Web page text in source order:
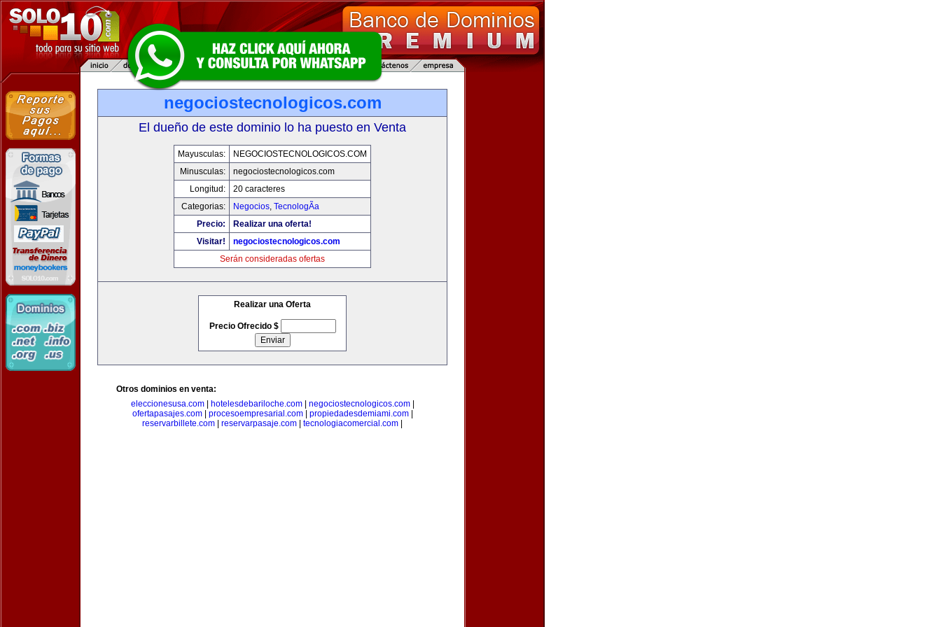
negociostecnologicos.com
El dueño de este dominio lo ha puesto en Venta
Mayusculas:
NEGOCIOSTECNOLOGICOS.COM
Minusculas:
negociostecnologicos.com
Longitud:
20 caracteres
Categorias:
Negocios, TecnologÃ­a
Precio:
Realizar una oferta!
Visitar!
negociostecnologicos.com
Serán consideradas ofertas
Realizar una Oferta
Precio Ofrecido $
Otros dominios en venta:
eleccionesusa.com| hotelesdebariloche.com| negociostecnologicos.com|
ofertapasajes.com| procesoempresarial.com| propiedadesdemiami.com|
reservarbillete.com
reservarpasaje.com tecnologiacomercial.com